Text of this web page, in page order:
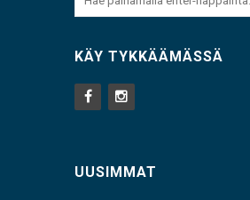
KÄY TYKKÄÄMÄSSÄ
UUSIMMAT